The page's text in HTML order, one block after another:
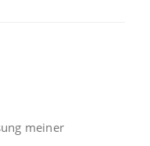
meiner